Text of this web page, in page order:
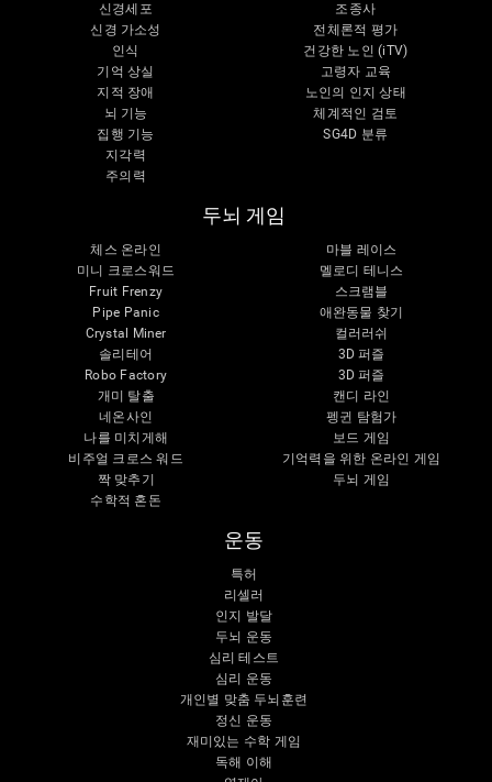
신경세포
신경 가소성
인식
기억 상실
지적 장애
뇌 기능
집행 기능
지각력
주의력
조종사
전체론적 평가
건강한 노인 (iTV)
고령자 교육
노인의 인지 상태
체계적인 검토
SG4D 분류
두뇌 게임
체스 온라인
미니 크로스워드
Fruit Frenzy
Pipe Panic
Crystal Miner
솔리테어
Robo Factory
개미 탈출
네온사인
나를 미치게해
비주얼 크로스 워드
짝 맞추기
수학적 혼돈
마블 레이스
멜로디 테니스
스크램블
애완동물 찾기
컬러러쉬
3D 퍼즐
3D 퍼즐
캔디 라인
펭귄 탐험가
보드 게임
기억력을 위한 온라인 게임
두뇌 게임
운동
특허
리셀러
인지 발달
두뇌 운동
심리 테스트
심리 운동
개인별 맞춤 두뇌훈련
정신 운동
재미있는 수학 게임
독해 이해